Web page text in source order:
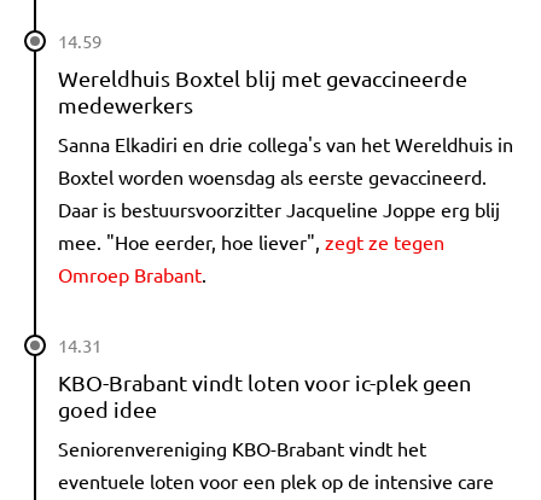
14.59
Wereldhuis Boxtel blij met gevaccineerde
medewerkers
Sanna Elkadiri en drie collega's van het Wereldhuis in
Boxtel worden woensdag als eerste gevaccineerd.
Daar is bestuursvoorzitter Jacqueline Joppe erg blij
mee. "Hoe eerder, hoe liever", zegt ze tegen
Omroep Brabant.
14.31
KBO-Brabant vindt loten voor ic-plek geen
goed idee
Seniorenvereniging KBO-Brabant vindt het
eventuele loten voor een plek op de intensive care